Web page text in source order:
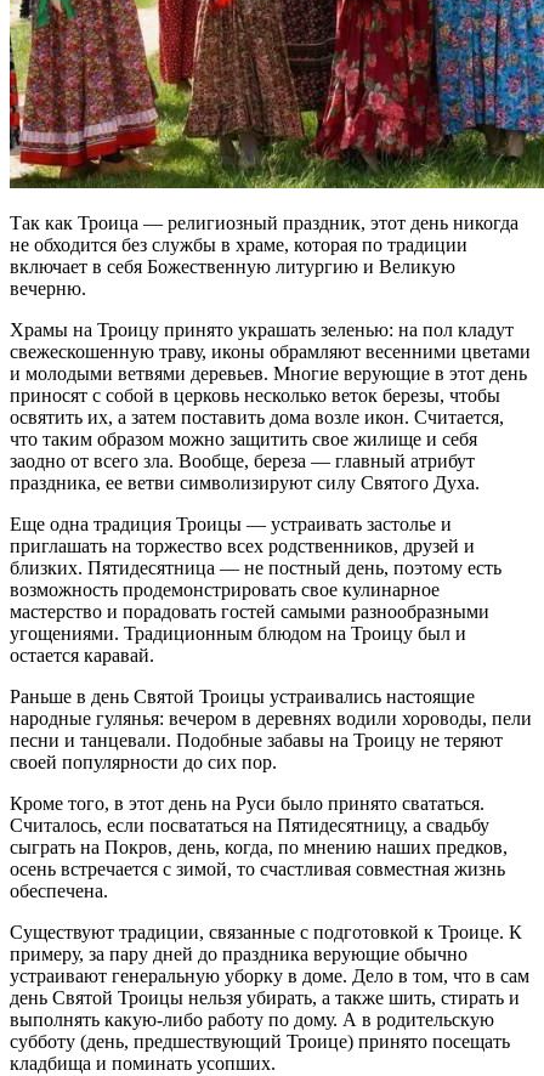
Так как Троица — религиозный праздник, этот день никогда
не обходится без службы в храме, которая по традиции
включает в себя Божественную литургию и Великую
вечерню.
Храмы на Троицу принято украшать зеленью: на пол кладут
свежескошенную траву, иконы обрамляют весенними цветами
и молодыми ветвями деревьев. Многие верующие в этот день
приносят с собой в церковь несколько веток березы, чтобы
освятить их, а затем поставить дома возле икон. Считается,
что таким образом можно защитить свое жилище и себя
заодно от всего зла. Вообще, береза — главный атрибут
праздника, ее ветви символизируют силу Святого Духа.
Еще одна традиция Троицы — устраивать застолье и
приглашать на торжество всех родственников, друзей и
близких. Пятидесятница — не постный день, поэтому есть
возможность продемонстрировать свое кулинарное
мастерство и порадовать гостей самыми разнообразными
угощениями. Традиционным блюдом на Троицу был и
остается каравай.
Раньше в день Святой Троицы устраивались настоящие
народные гулянья: вечером в деревнях водили хороводы, пели
песни и танцевали. Подобные забавы на Троицу не теряют
своей популярности до сих пор.
Кроме того, в этот день на Руси было принято свататься.
Считалось, если посвататься на Пятидесятницу, а свадьбу
сыграть на Покров, день, когда, по мнению наших предков,
осень встречается с зимой, то счастливая совместная жизнь
обеспечена.
Существуют традиции, связанные с подготовкой к Троице. К
примеру, за пару дней до праздника верующие обычно
устраивают генеральную уборку в доме. Дело в том, что в сам
день Святой Троицы нельзя убирать, а также шить, стирать и
выполнять какую-либо работу по дому. А в родительскую
субботу (день, предшествующий Троице) принято посещать
кладбища и поминать усопших.